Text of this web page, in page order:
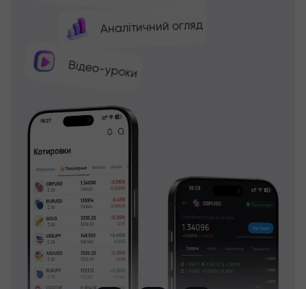
Аналітичний огляд
Відео-уроки